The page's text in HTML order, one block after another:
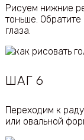
Рисуем нижние
тоньше.
глаза.
ШАГ 6
Переходим к
или овальной